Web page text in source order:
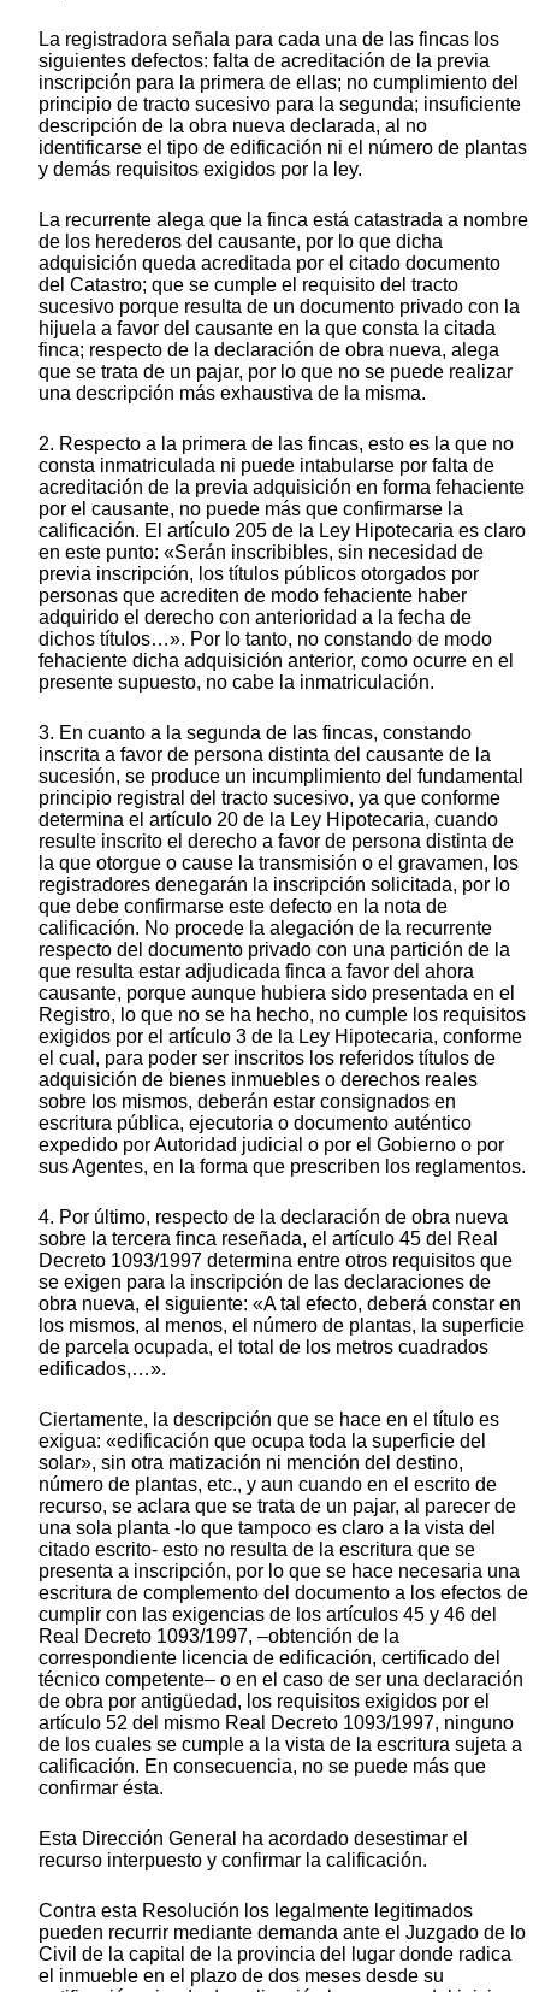
La registradora señala para cada una de las fincas los
siguientes defectos: falta de acreditación de la previa
inscripción para la primera de ellas; no cumplimiento del
principio de tracto sucesivo para la segunda; insuficiente
descripción de la obra nueva declarada, al no
identificarse el tipo de edificación ni el número de plantas
y demás requisitos exigidos por la ley.
La recurrente alega que la finca está catastrada a nombre
de los herederos del causante, por lo que dicha
adquisición queda acreditada por el citado documento
del Catastro; que se cumple el requisito del tracto
sucesivo porque resulta de un documento privado con la
hijuela a favor del causante en la que consta la citada
finca; respecto de la declaración de obra nueva, alega
que se trata de un pajar, por lo que no se puede realizar
una descripción más exhaustiva de la misma.
2. Respecto a la primera de las fincas, esto es la que no
consta inmatriculada ni puede intabularse por falta de
acreditación de la previa adquisición en forma fehaciente
por el causante, no puede más que confirmarse la
calificación. El artículo 205 de la Ley Hipotecaria es claro
en este punto: «Serán inscribibles, sin necesidad de
previa inscripción, los títulos públicos otorgados por
personas que acrediten de modo fehaciente haber
adquirido el derecho con anterioridad a la fecha de
dichos títulos…». Por lo tanto, no constando de modo
fehaciente dicha adquisición anterior, como ocurre en el
presente supuesto, no cabe la inmatriculación.
3. En cuanto a la segunda de las fincas, constando
inscrita a favor de persona distinta del causante de la
sucesión, se produce un incumplimiento del fundamental
principio registral del tracto sucesivo, ya que conforme
determina el artículo 20 de la Ley Hipotecaria, cuando
resulte inscrito el derecho a favor de persona distinta de
la que otorgue o cause la transmisión o el gravamen, los
registradores denegarán la inscripción solicitada, por lo
que debe confirmarse este defecto en la nota de
calificación. No procede la alegación de la recurrente
respecto del documento privado con una partición de la
que resulta estar adjudicada finca a favor del ahora
causante, porque aunque hubiera sido presentada en el
Registro, lo que no se ha hecho, no cumple los requisitos
exigidos por el artículo 3 de la Ley Hipotecaria, conforme
el cual, para poder ser inscritos los referidos títulos de
adquisición de bienes inmuebles o derechos reales
sobre los mismos, deberán estar consignados en
escritura pública, ejecutoria o documento auténtico
expedido por Autoridad judicial o por el Gobierno o por
sus Agentes, en la forma que prescriben los reglamentos.
4. Por último, respecto de la declaración de obra nueva
sobre la tercera finca reseñada, el artículo 45 del Real
Decreto 1093/1997 determina entre otros requisitos que
se exigen para la inscripción de las declaraciones de
obra nueva, el siguiente: «A tal efecto, deberá constar en
los mismos, al menos, el número de plantas, la superficie
de parcela ocupada, el total de los metros cuadrados
edificados,…».
Ciertamente, la descripción que se hace en el título es
exigua: «edificación que ocupa toda la superficie del
solar», sin otra matización ni mención del destino,
número de plantas, etc., y aun cuando en el escrito de
recurso, se aclara que se trata de un pajar, al parecer de
una sola planta -lo que tampoco es claro a la vista del
citado escrito- esto no resulta de la escritura que se
presenta a inscripción, por lo que se hace necesaria una
escritura de complemento del documento a los efectos de
cumplir con las exigencias de los artículos 45 y 46 del
Real Decreto 1093/1997, –obtención de la
correspondiente licencia de edificación, certificado del
técnico competente– o en el caso de ser una declaración
de obra por antigüedad, los requisitos exigidos por el
artículo 52 del mismo Real Decreto 1093/1997, ninguno
de los cuales se cumple a la vista de la escritura sujeta a
calificación. En consecuencia, no se puede más que
confirmar ésta.
Esta Dirección General ha acordado desestimar el
recurso interpuesto y confirmar la calificación.
Contra esta Resolución los legalmente legitimados
pueden recurrir mediante demanda ante el Juzgado de lo
Civil de la capital de la provincia del lugar donde radica
el inmueble en el plazo de dos meses desde su